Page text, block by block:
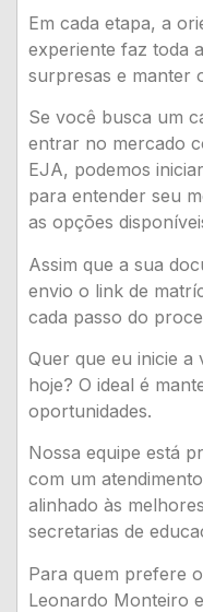
Em cada etapa, a
experiente faz toda
surpresas e manter
Se você busca um
entrar no mercado
EJA, podemos
para entender seu
as opções
Assim que a sua
envio o link de
cada passo do
Quer que eu inicie a
hoje? O ideal é
oportunidades.
Nossa equipe está
com um
alinhado às
secretarias de
Para quem prefere
Leonardo Monteiro